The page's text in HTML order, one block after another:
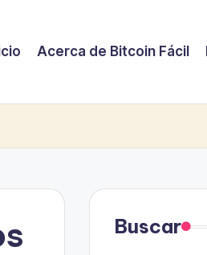
Acerca de Bitcoin Fácil
Buscar